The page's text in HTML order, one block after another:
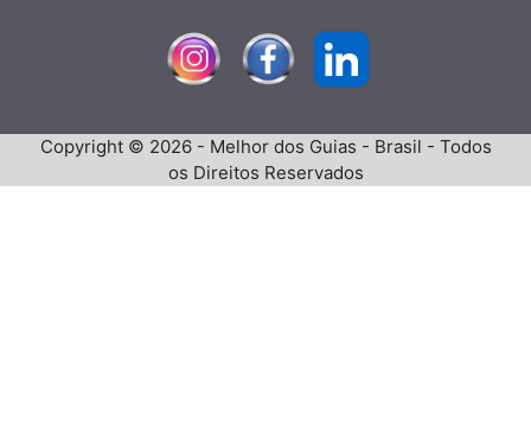
Copyright © 2026 - Melhor dos Guias - Brasil - Todos
os Direitos Reservados